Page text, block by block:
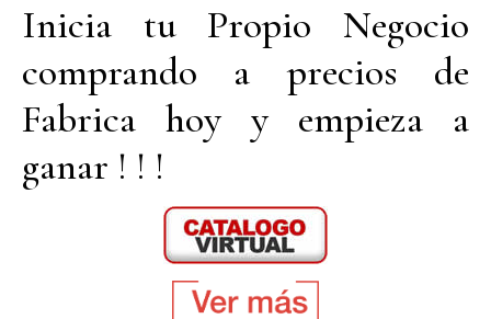
Inicia tu Propio Negocio
comprando a precios de
Fabrica hoy y empieza a
ganar ! ! !